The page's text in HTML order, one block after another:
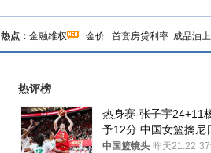
热点： 金融维权 金价 首套房贷利率 成品油
热评榜
热身赛-张子宇24+11
予12分 中国女篮擒尼
亚
中国篮镜头 昨天21:22